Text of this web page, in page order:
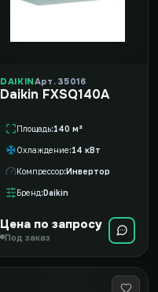
DAIKINАрт. 35016
Daikin FXSQ140A
Площадь 140 м²
Охлаждение 14 кВт
Компрессор Инвертор
Бренд Daikin
Цена по запросу
Под заказ